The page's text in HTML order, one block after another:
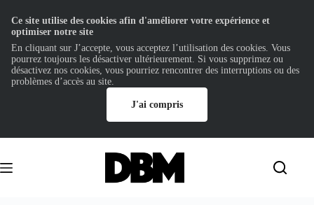
contenu
Ce site utilise des cookies afin d'améliorer votre expérience et
optimiser notre site
En cliquant sur J’accepte, vous acceptez l’utilisation des cookies. Vous
pourrez toujours les désactiver ultérieurement. Si vous supprimez ou
désactivez nos cookies, vous pourriez rencontrer des interruptions ou des
problèmes d’accès au site.
J'ai compris